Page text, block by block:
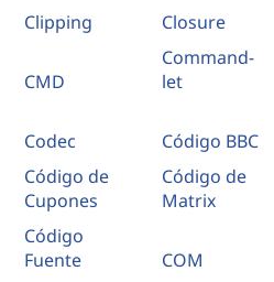
Clipping
Closure
CMD
Command-
let
Codec Código BBC
Código de
Cupones
Código de
Matrix
Código
Fuente
COM